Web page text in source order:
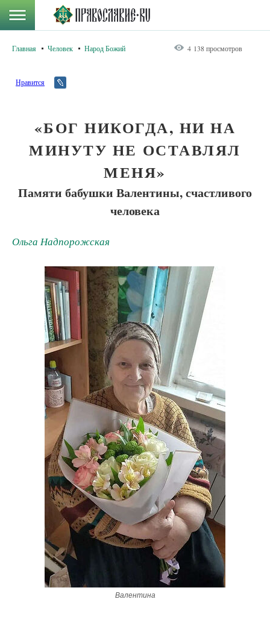
Главная Человек Народ Божий 4 138 просмотров
Нравится
«БОГ НИКОГДА, НИ НА
МИНУТУ НЕ ОСТАВЛЯЛ
МЕНЯ»
Памяти бабушки Валентины, счастливого
человека
Ольга Надпорожская
Валентина